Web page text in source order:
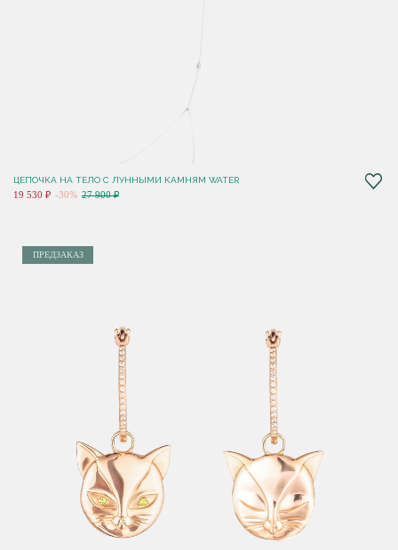
ЦЕПОЧКА НА ТЕЛО С ЛУННЫМИ КАМНЯМ WATER
19 530 ₽ -30% 27 900 ₽
ПРЕДЗАКАЗ